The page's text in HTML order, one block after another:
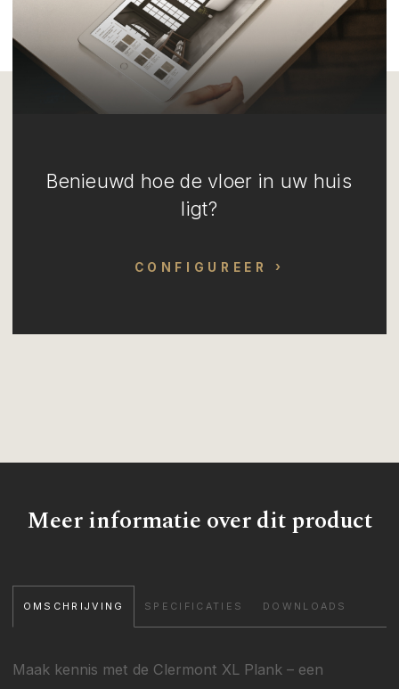
Benieuwd hoe de vloer in uw huis
ligt?
CONFIGUREER
Meer informatie over dit product
OMSCHRIJVING SPECIFICATIES DOWNLOADS
Maak kennis met de Clermont XL Plank – een